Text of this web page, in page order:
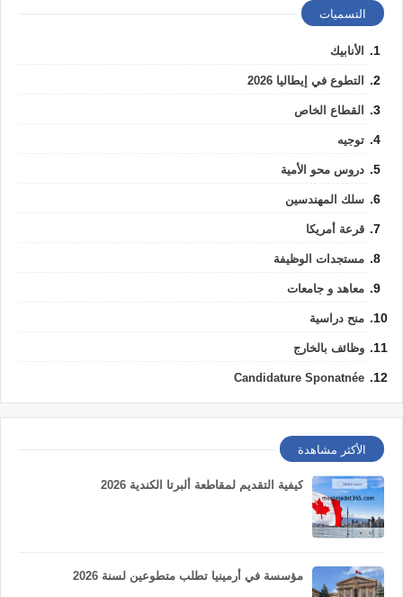
التسميات
الأنابيك
التطوع في إيطاليا 2026
القطاع الخاص
توجيه
دروس محو الأمية
سلك المهندسين
قرعة أمريكا
مستجدات الوظيفة
معاهد و جامعات
منح دراسية
وظائف بالخارج
Candidature Sponatnée
الأكثر مشاهدة
كيفية التقديم لمقاطعة ألبرتا الكندية 2026
مؤسسة في أرمينيا تطلب متطوعين لسنة 2026